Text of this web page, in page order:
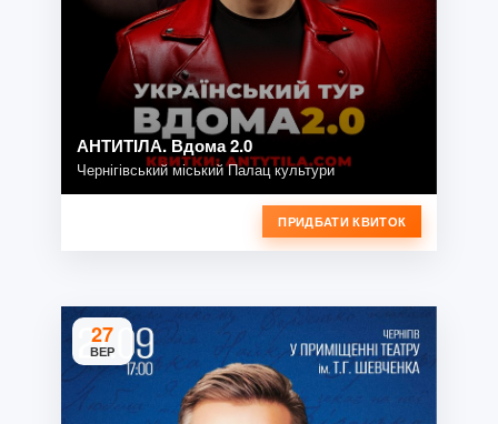
АНТИТІЛА. Вдома 2.0
Чернігівський міський Палац культури
ПРИДБАТИ КВИТОК
27
ВЕР